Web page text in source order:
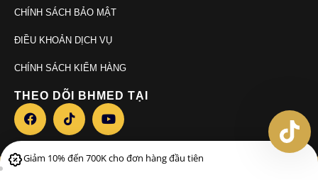
CHÍNH SÁCH BẢO MẬT
ĐIỀU KHOẢN DỊCH VỤ
CHÍNH SÁCH KIỂM HÀNG
THEO DÕI BHMED TẠI
© 2026. Bhmed
Giảm 10% đến 700K cho đơn hàng đầu tiên